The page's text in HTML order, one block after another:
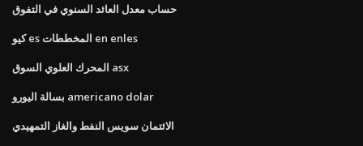
حساب معدل العائد السنوي في التفوق
كيو es المخططات en enles
المحرك العلوي السوق asx
بسالة اليورو americano dolar
الائتمان سويس النفط والغاز التمهيدي